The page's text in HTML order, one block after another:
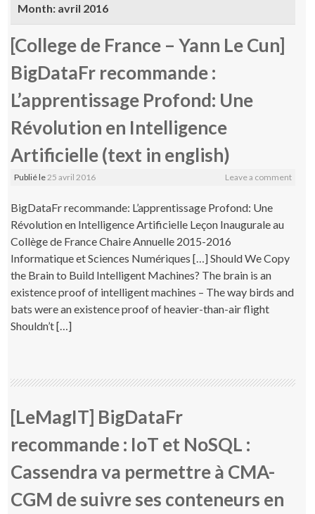
Month: avril 2016
[College de France – Yann Le Cun]
BigDataFr recommande :
L’apprentissage Profond: Une
Révolution en Intelligence
Artificielle (text in english)
Publié le 25 avril 2016 Leave a comment
BigDataFr recommande: L’apprentissage Profond: Une
Révolution en Intelligence Artificielle Leçon Inaugurale au
Collège de France Chaire Annuelle 2015-2016
Informatique et Sciences Numériques […] Should We Copy
the Brain to Build Intelligent Machines? The brain is an
existence proof of intelligent machines – The way birds and
bats were an existence proof of heavier-than-air flight
Shouldn’t […]
[LeMagIT] BigDataFr
recommande : IoT et NoSQL :
Cassendra va permettre à CMA-
CGM de suivre ses conteneurs en